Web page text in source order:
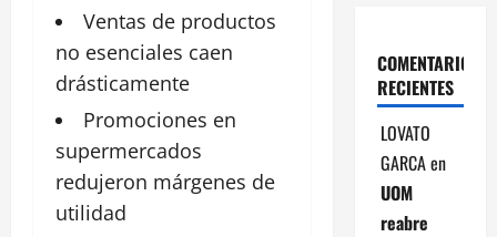
Ventas de productos
no esenciales caen
drásticamente
Promociones en
supermercados
redujeron márgenes de
utilidad
COMENTARIOS
RECIENTES
LOVATO
GARCAen
UOM
reabre